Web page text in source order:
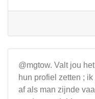
@mgtow. Valt jou
hun profiel zetten ;
af als man zijnde